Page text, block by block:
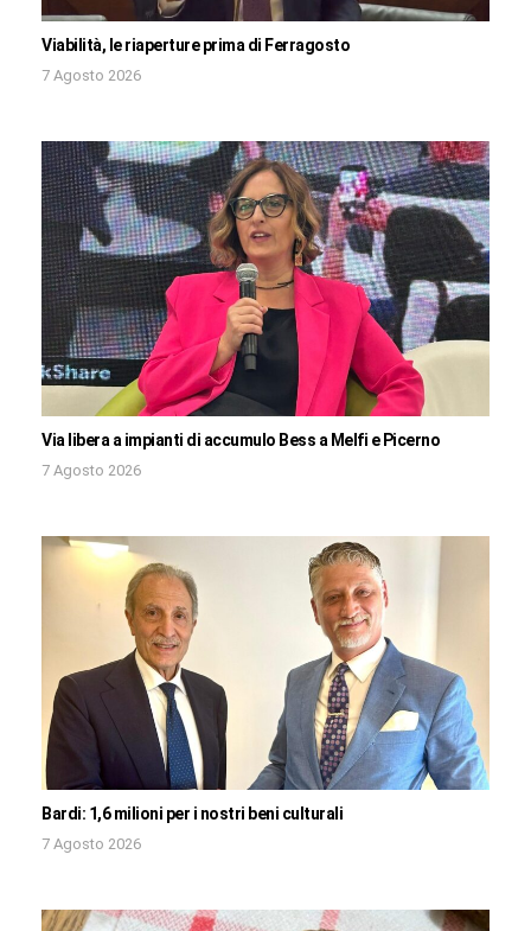
Viabilità, le riaperture prima di Ferragosto
7 Agosto 2026
Via libera a impianti di accumulo Bess a Melfi e Picerno
7 Agosto 2026
Bardi: 1,6 milioni per i nostri beni culturali
7 Agosto 2026